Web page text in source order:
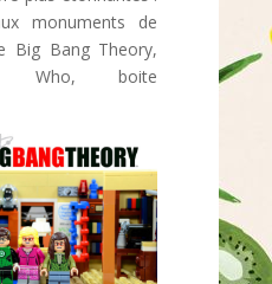
monuments de
Big Bang Theory,
Who, boite